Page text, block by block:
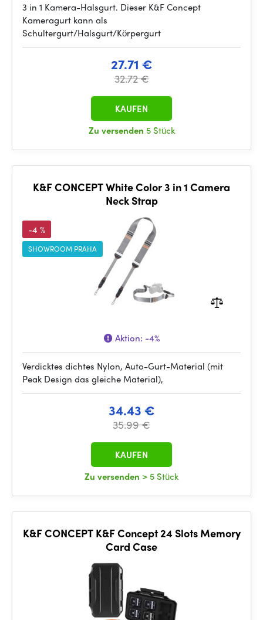
3 in 1 Kamera-Halsgurt. Dieser K&F Concept
Kameragurt kann als
Schultergurt/Halsgurt/Körpergurt
27.71 €
32.72 €
Zu versenden 5 Stück
KAUFEN
K&F CONCEPT White Color 3 in 1 Camera
Neck Strap
-4 %
SHOWROOM PRAHA
Aktion: -4%
Verdicktes dichtes Nylon, Auto-Gurt-Material (mit
Peak Design das gleiche Material),
34.43 €
35.99 €
Zu versenden > 5 Stück
KAUFEN
K&F CONCEPT K&F Concept 24 Slots Memory
Card Case